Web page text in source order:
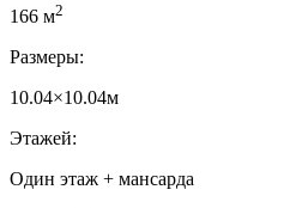
166 м2
Размеры:
10.04×10.04м
Этажей:
Один этаж + мансарда